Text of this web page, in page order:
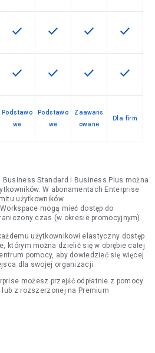
Ta funkcja jest dostępna w ramach
check Ta funkcja jest dostępna
check Ta funkcja jest
check Ta
check
Ta funkcja jest dostępna w ramach
check Ta funkcja jest dostępna
check Ta funkcja jest
check Ta
check
Podstawo
we
Podstawo
we
Zaawans
owane
Dla firm
Standard i Business Plus można
W abonamentach Enterprise
użytkowników.
mogą mieć dostęp do
czas (w okresie promocyjnym).
użytkownikowi elastyczny dostęp
którym można dzielić się w obrębie całej
pomocy, aby dowiedzieć się więcej
dla swojej organizacji.
możesz przejść odpłatnie z pomocy
z rozszerzonej na Premium